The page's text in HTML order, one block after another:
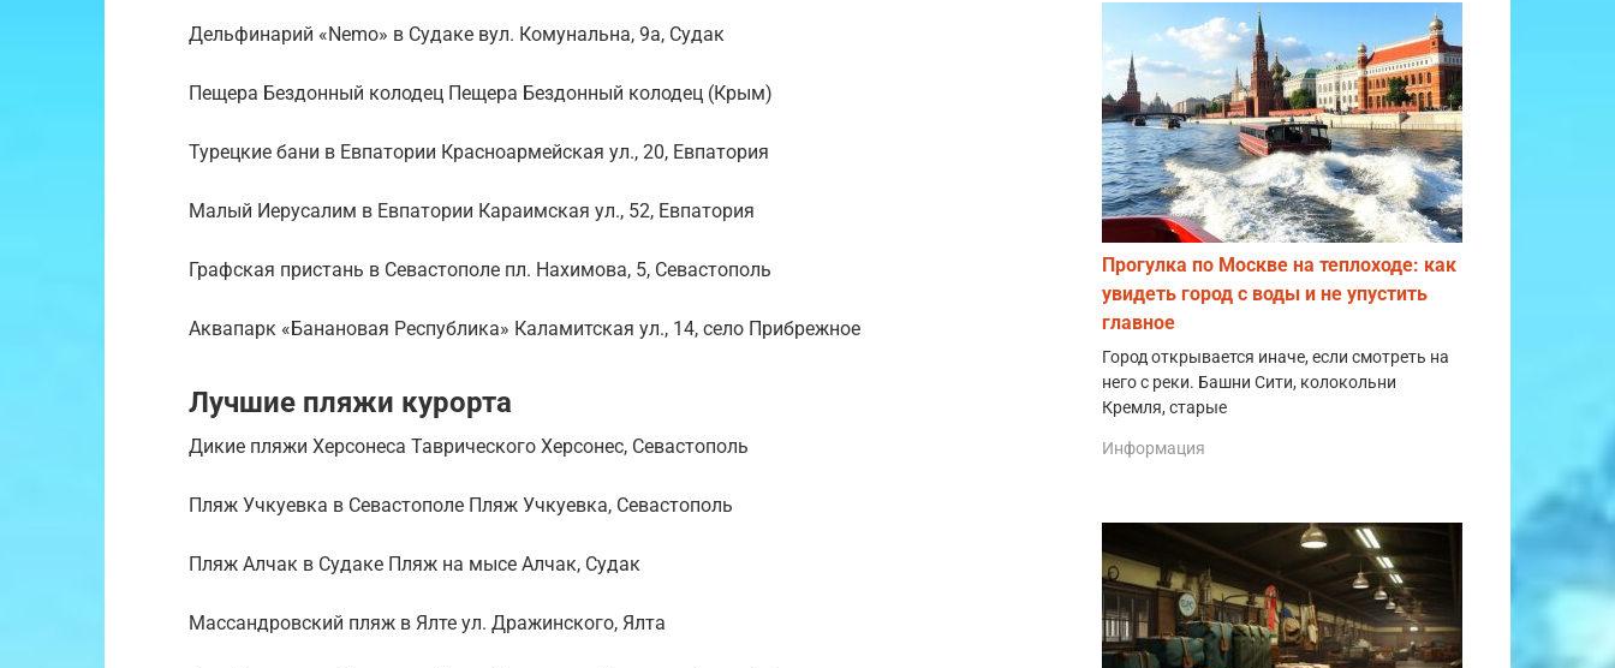
Дельфинарий «Nemo» в Судаке вул. Комунальна, 9а, Судак
Пещера Бездонный колодец Пещера Бездонный колодец (Крым)
Турецкие бани в Евпатории Красноармейская ул., 20, Евпатория
Малый Иерусалим в Евпатории Караимская ул., 52, Евпатория
Графская пристань в Севастополе пл. Нахимова, 5, Севастополь
Аквапарк «Банановая Республика» Каламитская ул., 14, село Прибрежное
Лучшие пляжи курорта
Дикие пляжи Херсонеса Таврического Херсонес, Севастополь
Пляж Учкуевка в Севастополе Пляж Учкуевка, Севастополь
Пляж Алчак в Судаке Пляж на мысе Алчак, Судак
Массандровский пляж в Ялте ул. Дражинского, Ялта
Прогулка по Москве на теплоходе: как
увидеть город с воды и не упустить
главное
Город открывается иначе, если смотреть на
него с реки. Башни Сити, колокольни
Кремля, старые
Информация